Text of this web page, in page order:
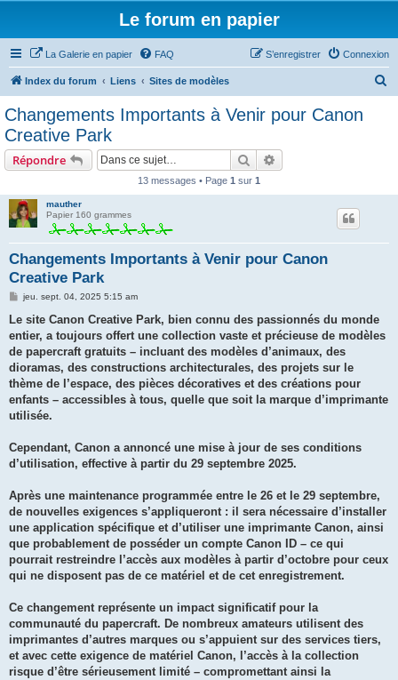
Le forum en papier
La Galerie en papier FAQ Connexion
S’enregistrer
Index du forum Liens Sites de modèles
Changements Importants à Venir pour Canon
Creative Park
Répondre Rechercher
13 messages • Page 1 sur 1
mauther
Papier 160 grammes
Changements Importants à Venir pour Canon
Creative Park
M
s
a
g
jeu. sept. 04, 2025 5:15 am
Le site Canon Creative Park, bien connu des passionnés du monde
entier, a toujours offert une collection vaste et précieuse de modèles
de papercraft gratuits – incluant des modèles d’animaux, des
dioramas, des constructions architecturales, des projets sur le
thème de l’espace, des pièces décoratives et des créations pour
enfants – accessibles à tous, quelle que soit la marque d’imprimante
utilisée.
Cependant, Canon a annoncé une mise à jour de ses conditions
d’utilisation, effective à partir du 29 septembre 2025.
Après une maintenance programmée entre le 26 et le 29 septembre,
de nouvelles exigences s’appliqueront : il sera nécessaire d’installer
une application spécifique et d’utiliser une imprimante Canon, ainsi
que probablement de posséder un compte Canon ID – ce qui
pourrait restreindre l’accès aux modèles à partir d’octobre pour ceux
qui ne disposent pas de ce matériel et de cet enregistrement.
Ce changement représente un impact significatif pour la
communauté du papercraft. De nombreux amateurs utilisent des
imprimantes d’autres marques ou s’appuient sur des services tiers,
et avec cette exigence de matériel Canon, l’accès à la collection
risque d’être sérieusement limité – compromettant ainsi la